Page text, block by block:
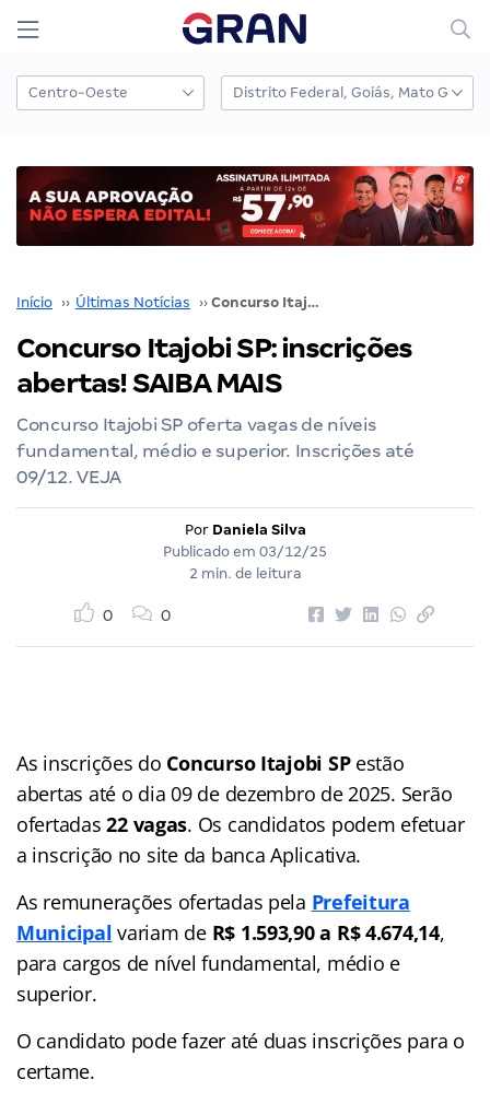
Início ›› Últimas Notícias ›› Concurso Itajobi SP: inscrições abertas! SAIBA MAIS
Concurso Itajobi SP: inscrições
abertas! SAIBA MAIS
Concurso Itajobi SP oferta vagas de níveis
fundamental, médio e superior. Inscrições até
09/12. VEJA
Por Daniela Silva
Publicado em 03/12/25
2 min. de leitura
0 0
As inscrições do Concurso Itajobi SPestão
abertas até o dia 09 de dezembro de 2025. Serão
ofertadas22 vagas. Os candidatos podem efetuar
a inscrição no site da banca Aplicativa.
As remunerações ofertadas pela Prefeitura
Municipal variam de R$ 1.593,90 a R$ 4.674,14,
para cargos de nível fundamental, médio e
superior.
O candidato pode fazer até duas inscrições para o
certame.